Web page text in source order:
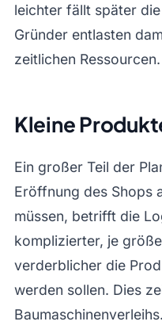
leichter fällt später
Gründer entlasten
zeitlichen Ressourcen.
Kleine
Ein großer Teil der
Eröffnung des Shops
müssen, betrifft die
komplizierter, je
verderblicher die
werden sollen. Dies
Baumaschinenverleihs.